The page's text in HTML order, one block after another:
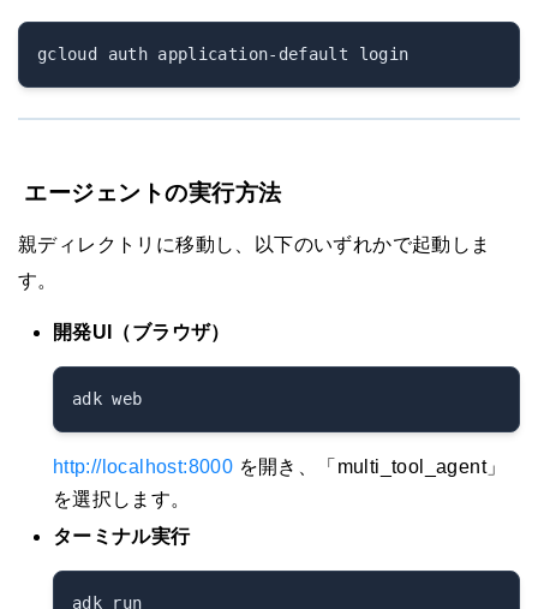
エージェントの実行方法
親ディレクトリに移動し、以下のいずれかで起動しま
す。
開発UI（ブラウザ）
http://localhost:8000 を開き、「multi_tool_agent」
を選択します。
ターミナル実行